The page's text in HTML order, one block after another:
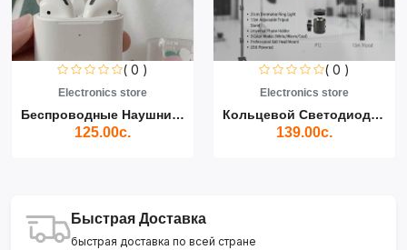
( 0 )
Electronics store
Беспроводные Наушники Air...
125.00с.
( 0 )
Electronics store
Кольцевой Светодиодный Св...
139.00с.
Быстрая Доставка
быстрая доставка по всей стране